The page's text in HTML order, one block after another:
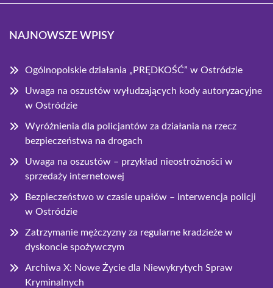
NAJNOWSZE WPISY
Ogólnopolskie działania „PRĘDKOŚĆ” w Ostródzie
Uwaga na oszustów wyłudzających kody autoryzacyjne
w Ostródzie
Wyróżnienia dla policjantów za działania na rzecz
bezpieczeństwa na drogach
Uwaga na oszustów – przykład nieostrożności w
sprzedaży internetowej
Bezpieczeństwo w czasie upałów – interwencja policji
w Ostródzie
Zatrzymanie mężczyzny za regularne kradzieże w
dyskoncie spożywczym
Archiwa X: Nowe Życie dla Niewykrytych Spraw
Kryminalnych